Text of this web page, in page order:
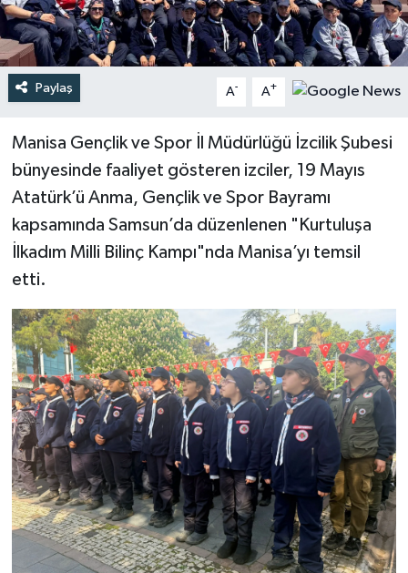
Paylaş A- A+
Manisa Gençlik ve Spor İl Müdürlüğü İzcilik Şubesi
bünyesinde faaliyet gösteren izciler, 19 Mayıs
Atatürk’ü Anma, Gençlik ve Spor Bayramı
kapsamında Samsun’da düzenlenen "Kurtuluşa
İlkadım Milli Bilinç Kampı"nda Manisa’yı temsil
etti.